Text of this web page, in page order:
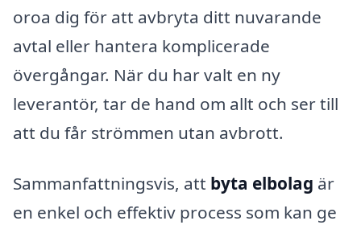
oroa dig för att avbryta ditt nuvarande
avtal eller hantera komplicerade
övergångar. När du har valt en ny
leverantör, tar de hand om allt och ser till
att du får strömmen utan avbrott.
Sammanfattningsvis, att byta elbolag är
en enkel och effektiv process som kan ge